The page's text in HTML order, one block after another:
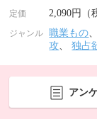
定価 2,090円（
ジャンル 職業もの、
攻、独占
アン